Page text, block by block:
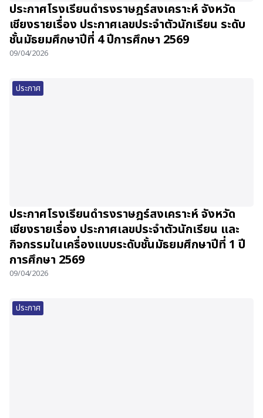
ประกาศโรงเรียนดำรงราษฎร์สงเคราะห์ จังหวัด
เชียงรายเรื่อง ประกาศเลขประจำตัวนักเรียน ระดับ
ชั้นมัธยมศึกษาปีที่ 4 ปีการศึกษา 2569
09/04/2026
ประกาศ
ประกาศโรงเรียนดำรงราษฎร์สงเคราะห์ จังหวัด
เชียงรายเรื่อง ประกาศเลขประจำตัวนักเรียน และ
กิจกรรมในเครื่องแบบระดับชั้นมัธยมศึกษาปีที่ 1 ปี
การศึกษา 2569
09/04/2026
ประกาศ